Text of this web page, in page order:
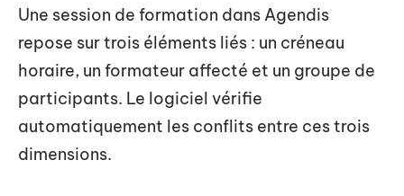
Une session de formation dans Agendis
repose sur trois éléments liés : un créneau
horaire, un formateur affecté et un groupe de
participants. Le logiciel vérifie
automatiquement les conflits entre ces trois
dimensions.